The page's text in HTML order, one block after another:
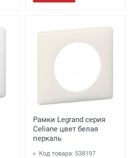
Рамки Legrand серия
Celiane цвет белая
перкаль
Код товара: 538197